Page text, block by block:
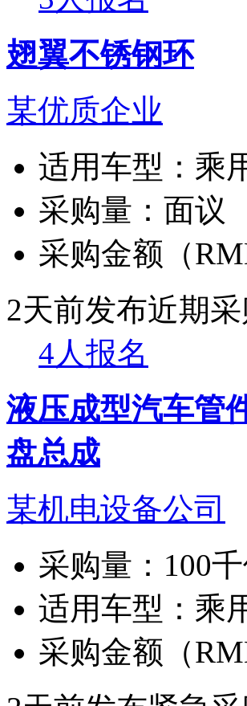
翅翼不锈钢环
某优质企业
适用车型： 乘
采购量： 面议
采购金额（
2天前发布近期采
4人报名
液压成型汽车管
盘总成
某机电设备公司
采购量： 100
适用车型： 乘
采购金额（